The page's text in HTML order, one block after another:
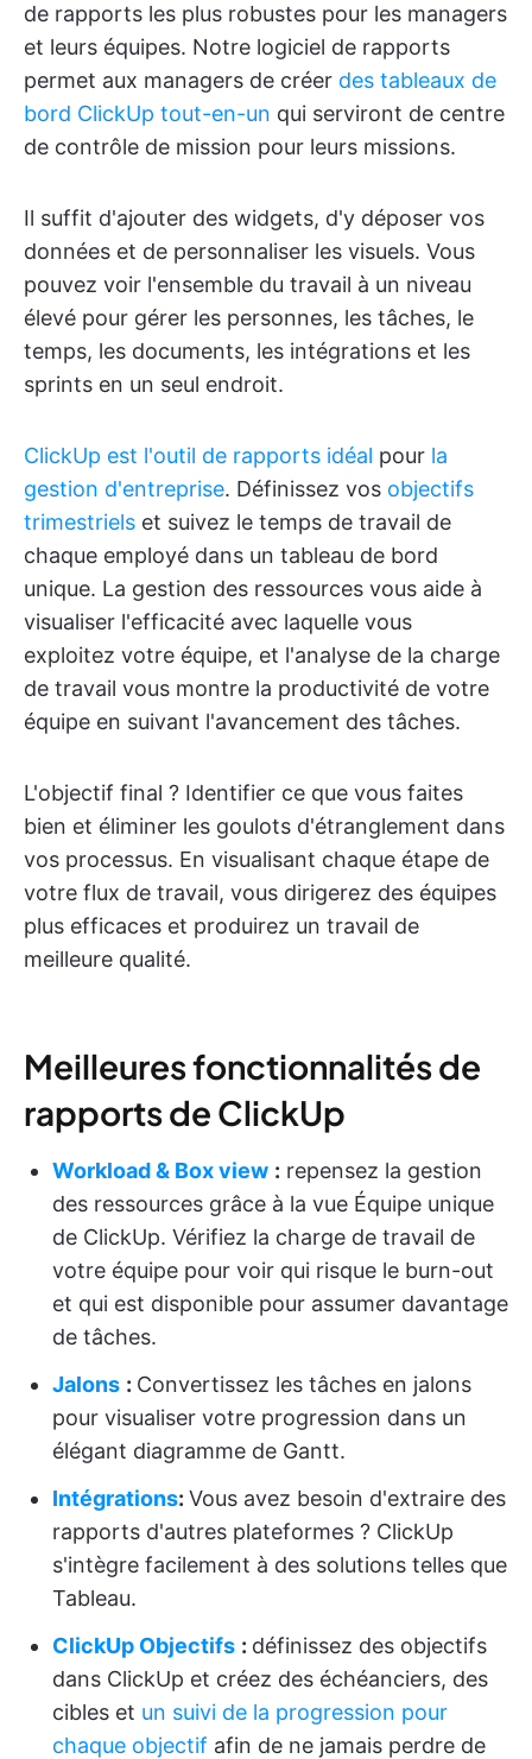
de rapports les plus robustes pour les managers
et leurs équipes. Notre logiciel de rapports
permet aux managers de créer des tableaux de
bord ClickUp tout-en-un qui serviront de centre
de contrôle de mission pour leurs missions.
Il suffit d'ajouter des widgets, d'y déposer vos
données et de personnaliser les visuels. Vous
pouvez voir l'ensemble du travail à un niveau
élevé pour gérer les personnes, les tâches, le
temps, les documents, les intégrations et les
sprints en un seul endroit.
ClickUp est l'outil de rapports idéal pour la
gestion d'entreprise. Définissez vos objectifs
trimestriels et suivez le temps de travail de
chaque employé dans un tableau de bord
unique. La gestion des ressources vous aide à
visualiser l'efficacité avec laquelle vous
exploitez votre équipe, et l'analyse de la charge
de travail vous montre la productivité de votre
équipe en suivant l'avancement des tâches.
L'objectif final ? Identifier ce que vous faites
bien et éliminer les goulots d'étranglement dans
vos processus. En visualisant chaque étape de
votre flux de travail, vous dirigerez des équipes
plus efficaces et produirez un travail de
meilleure qualité.
Meilleures fonctionnalités de
rapports de ClickUp
Workload & Box view : repensez la gestion
des ressources grâce à la vue Équipe unique
de ClickUp. Vérifiez la charge de travail de
votre équipe pour voir qui risque le burn-out
et qui est disponible pour assumer davantage
de tâches.
Jalons : Convertissez les tâches en jalons
pour visualiser votre progression dans un
élégant diagramme de Gantt.
Intégrations: Vous avez besoin d'extraire des
rapports d'autres plateformes ? ClickUp
s'intègre facilement à des solutions telles que
Tableau.
ClickUp Objectifs : définissez des objectifs
dans ClickUp et créez des échéanciers, des
cibles et un suivi de la progression pour
chaque objectif afin de ne jamais perdre de